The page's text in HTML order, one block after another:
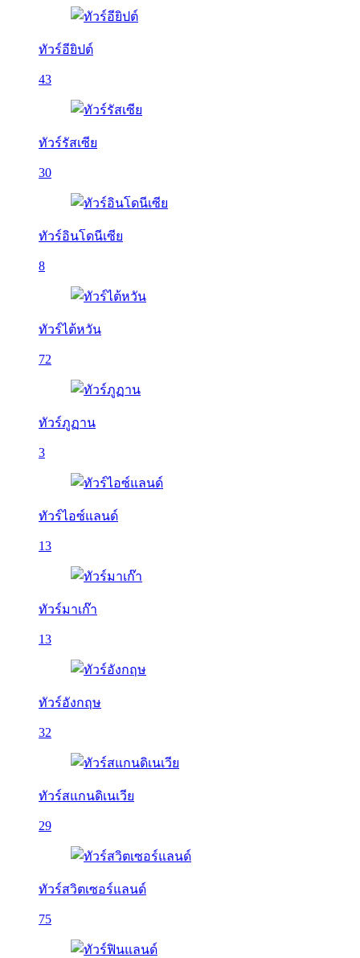
ทัวร์อียิปต์
43
ทัวร์รัสเซีย
30
ทัวร์อินโดนีเซีย
8
ทัวร์ไต้หวัน
72
ทัวร์ภูฏาน
3
ทัวร์ไอซ์แลนด์
13
ทัวร์มาเก๊า
13
ทัวร์อังกฤษ
32
ทัวร์สแกนดิเนเวีย
29
ทัวร์สวิตเซอร์แลนด์
75